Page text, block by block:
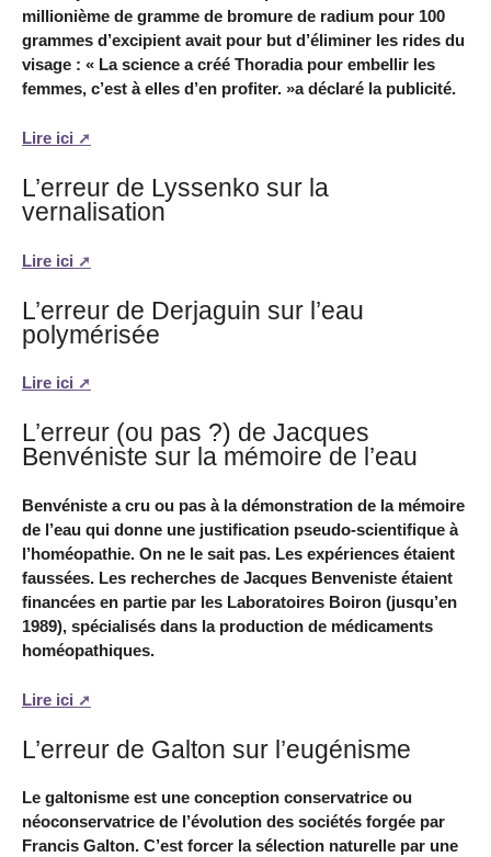
millionième de gramme de bromure de radium pour 100
grammes d’excipient avait pour but d’éliminer les rides du
visage : « La science a créé Thoradia pour embellir les
femmes, c’est à elles d’en profiter. »a déclaré la publicité.
Lire ici
L’erreur de Lyssenko sur la
vernalisation
Lire ici
L’erreur de Derjaguin sur l’eau
polymérisée
Lire ici
L’erreur (ou pas ?) de Jacques
Benvéniste sur la mémoire de l’eau
Benvéniste a cru ou pas à la démonstration de la mémoire
de l’eau qui donne une justification pseudo-scientifique à
l’homéopathie. On ne le sait pas. Les expériences étaient
faussées. Les recherches de Jacques Benveniste étaient
financées en partie par les Laboratoires Boiron (jusqu’en
1989), spécialisés dans la production de médicaments
homéopathiques.
Lire ici
L’erreur de Galton sur l’eugénisme
Le galtonisme est une conception conservatrice ou
néoconservatrice de l’évolution des sociétés forgée par
Francis Galton. C’est forcer la sélection naturelle par une